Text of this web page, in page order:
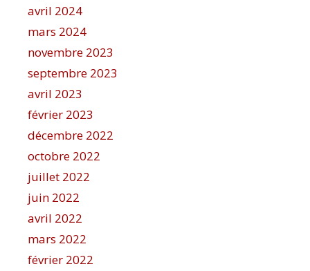
avril 2024
mars 2024
novembre 2023
septembre 2023
avril 2023
février 2023
décembre 2022
octobre 2022
juillet 2022
juin 2022
avril 2022
mars 2022
février 2022